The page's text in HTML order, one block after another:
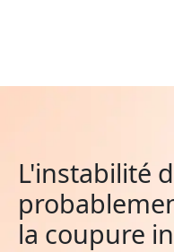
L'instabilité
la coupure